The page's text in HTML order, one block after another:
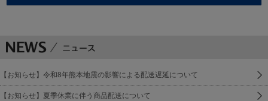
【お知らせ】令和8年熊本地震の影響による配送遅延について
【お知らせ】夏季休業に伴う商品配送について